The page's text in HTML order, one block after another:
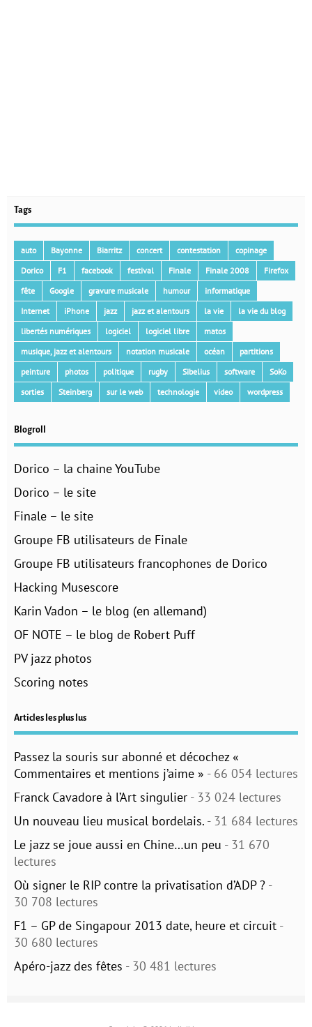
Tags
auto Bayonne Biarritz concert contestation
copinage
Dorico
F1 facebook festival Finale Finale 2008
Firefox
fête
Google gravure musicale humour
informatique
Internet
iPhone jazz jazz et alentours la vie
la vie du blog
libertés numériques
logiciel logiciel libre
matos
musique, jazz et alentours
notation musicale océan
partitions
peinture
photos politique rugby Sibelius software
SoKo
sorties
Steinberg sur le web technologie video wordpress
Blogroll
Dorico – la chaine YouTube
Dorico – le site
Finale – le site
Groupe FB utilisateurs de Finale
Groupe FB utilisateurs francophones de Dorico
Hacking Musescore
Karin Vadon – le blog (en allemand)
OF NOTE – le blog de Robert Puff
PV jazz photos
Scoring notes
Articles les plus lus
Passez la souris sur abonné et décochez «
Commentaires et mentions j’aime » - 66 054 lectures
Franck Cavadore à l’Art singulier - 33 024 lectures
Un nouveau lieu musical bordelais. - 31 684 lectures
Le jazz se joue aussi en Chine…un peu - 31 670
lectures
Où signer le RIP contre la privatisation d’ADP ? -
30 708 lectures
F1 – GP de Singapour 2013 date, heure et circuit -
30 680 lectures
Apéro-jazz des fêtes - 30 481 lectures